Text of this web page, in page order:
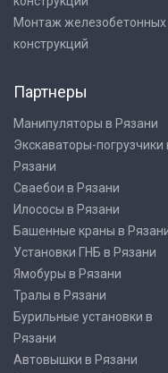
Монтаж железобетонных
конструкций
Партнеры
Манипуляторы в Рязани
Экскаваторы-погрузчики
Рязани
Сваебои в Рязани
Илососы в Рязани
Башенные краны в
Установки ГНБ в Рязани
Ямобуры в Рязани
Тралы в Рязани
Бурильные установки в
Рязани
Автовышки в Рязани